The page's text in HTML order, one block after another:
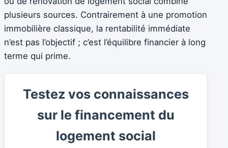
plusieurs sources. Contrairement à une promotion
immobilière classique, la rentabilité immédiate
n’est pas l’objectif ; c’est l’équilibre financier à long
terme qui prime.
Testez vos connaissances
sur le financement du
logement social